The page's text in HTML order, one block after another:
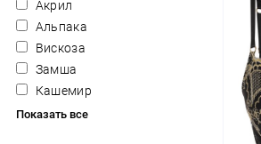
Акрил
Альпака
Вискоза
Замша
Кашемир
Показать все